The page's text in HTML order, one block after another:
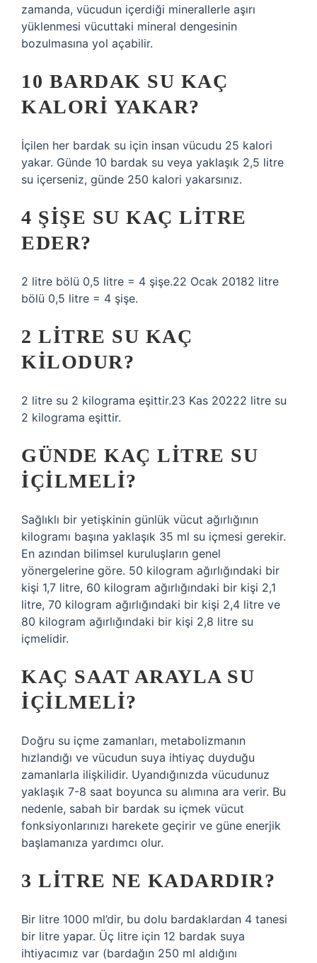
zamanda, vücudun içerdiği minerallerle aşırı
yüklenmesi vücuttaki mineral dengesinin
bozulmasına yol açabilir.
10 BARDAK SU KAÇ
KALORI YAKAR?
İçilen her bardak su için insan vücudu 25 kalori
yakar. Günde 10 bardak su veya yaklaşık 2,5 litre
su içerseniz, günde 250 kalori yakarsınız.
4 ŞIŞE SU KAÇ LITRE
EDER?
2 litre bölü 0,5 litre = 4 şişe.22 Ocak 20182 litre
bölü 0,5 litre = 4 şişe.
2 LITRE SU KAÇ
KILODUR?
2 litre su 2 kilograma eşittir.23 Kas 20222 litre su
2 kilograma eşittir.
GÜNDE KAÇ LITRE SU
IÇILMELI?
Sağlıklı bir yetişkinin günlük vücut ağırlığının
kilogramı başına yaklaşık 35 ml su içmesi gerekir.
En azından bilimsel kuruluşların genel
yönergelerine göre. 50 kilogram ağırlığındaki bir
kişi 1,7 litre, 60 kilogram ağırlığındaki bir kişi 2,1
litre, 70 kilogram ağırlığındaki bir kişi 2,4 litre ve
80 kilogram ağırlığındaki bir kişi 2,8 litre su
içmelidir.
KAÇ SAAT ARAYLA SU
IÇILMELI?
Doğru su içme zamanları, metabolizmanın
hızlandığı ve vücudun suya ihtiyaç duyduğu
zamanlarla ilişkilidir. Uyandığınızda vücudunuz
yaklaşık 7-8 saat boyunca su alımına ara verir. Bu
nedenle, sabah bir bardak su içmek vücut
fonksiyonlarınızı harekete geçirir ve güne enerjik
başlamanıza yardımcı olur.
3 LITRE NE KADARDIR?
Bir litre 1000 ml’dir, bu dolu bardaklardan 4 tanesi
bir litre yapar. Üç litre için 12 bardak suya
ihtiyacımız var (bardağın 250 ml aldığını